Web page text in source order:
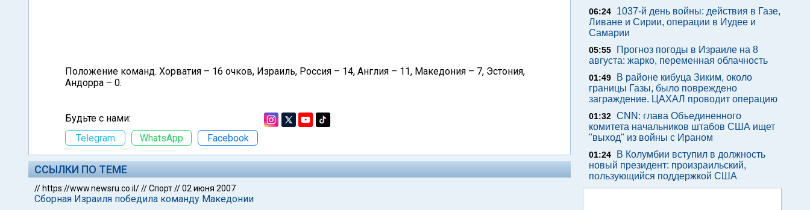
Положение команд. Хорватия – 16 очков, Израиль, Россия – 14, Англия – 11, Македония – 7, Эстония,
Андорра – 0.
Будьте с нами:
Telegram
WhatsApp Facebook
ССЫЛКИ ПО ТЕМЕ
// https://www.newsru.co.il///Спорт//02 июня 2007
Сборная Израиля победила команду Македонии
06:24
1037-й день войны: действия в Газе,
Ливане и Сирии, операции в Иудее и
Самарии
05:55
Прогноз погоды в Израиле на 8
августа: жарко, переменная облачность
01:49
В районе кибуца Зиким, около
границы Газы, было повреждено
заграждение. ЦАХАЛ проводит операцию
01:32 CNN: глава Объединенного
комитета начальников штабов США ищет
"выход" из войны с Ираном
01:24
В Колумбии вступил в должность
новый президент: произраильский,
пользующийся поддержкой США